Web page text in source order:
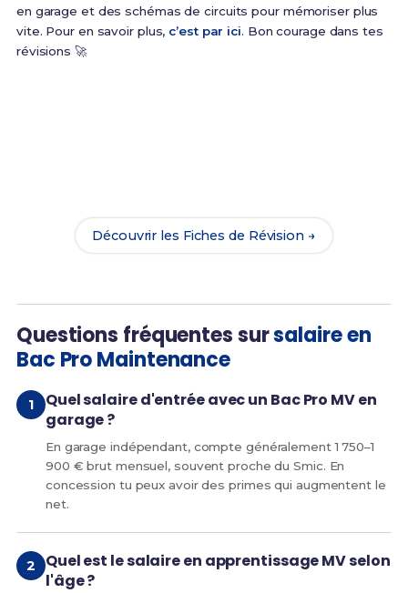
en garage et des schémas de circuits pour mémoriser plus
vite. Pour en savoir plus, c’est par ici. Bon courage dans tes
révisions 🚀
Découvrir les Fiches de Révision →
Questions fréquentes sursalaire en
Bac Pro Maintenance
Quel salaire d'entrée avec un Bac Pro MV en
garage ?
En garage indépendant, compte généralement 1 750–1
900 € brut mensuel, souvent proche du Smic. En
concession tu peux avoir des primes qui augmentent le
net.
Quel est le salaire en apprentissage MV selon
l'âge ?